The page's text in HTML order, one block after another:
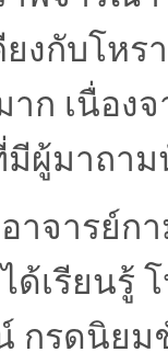
ยงกับโหร
าก เนื่อง
มีผู้มาถา
รย์กามล
ด้เรียนรู้
กรดนิยม